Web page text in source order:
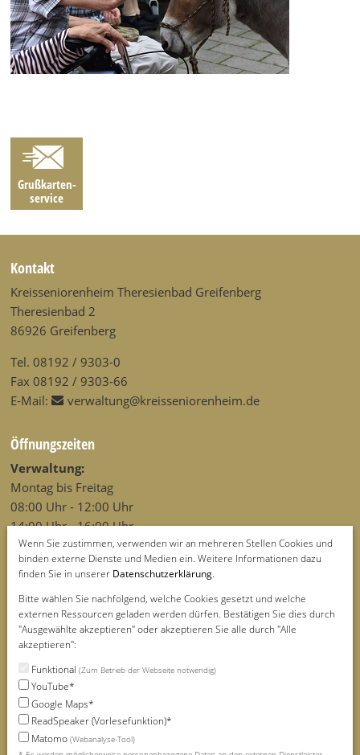
Grußkarten­
service
Kontakt
Kreisseniorenheim Theresienbad Greifenberg
Theresienbad 2
86926 Greifenberg
Tel. 08192 / 9303-0
Fax 08192 / 9303-66
E-Mail:
verwaltung@kreisseniorenheim.de
Öffnungszeiten
Verwaltung:
Montag bis Freitag
08:00 Uhr - 12:00 Uhr
14:00 Uhr - 16:00 Uhr
Wohnbereiche:
Angehörige und Besucher sind uns jederzeit willkommen.
Rechtliches & Infos
Startseite
Service
Bereich für Angehörige
Seitenübersicht
Schriftgröße
Datenschutzerklärung
Wenn Sie zustimmen, verwenden wir an mehreren Stellen Cookies und
binden externe Dienste und Medien ein. Weitere Informationen dazu
finden Sie in unserer Datenschutzerklärung.
Bitte wählen Sie nachfolgend, welche Cookies gesetzt und welche
externen Ressourcen geladen werden dürfen. Bestätigen Sie dies durch
"Ausgewählte akzeptieren" oder akzeptieren Sie alle durch "Alle
akzeptieren":
Funktional(Zum Betrieb der Webseite notwendig)
YouTube*
Google Maps*
ReadSpeaker (Vorlesefunktion)*
Matomo(Webanalyse-Tool)